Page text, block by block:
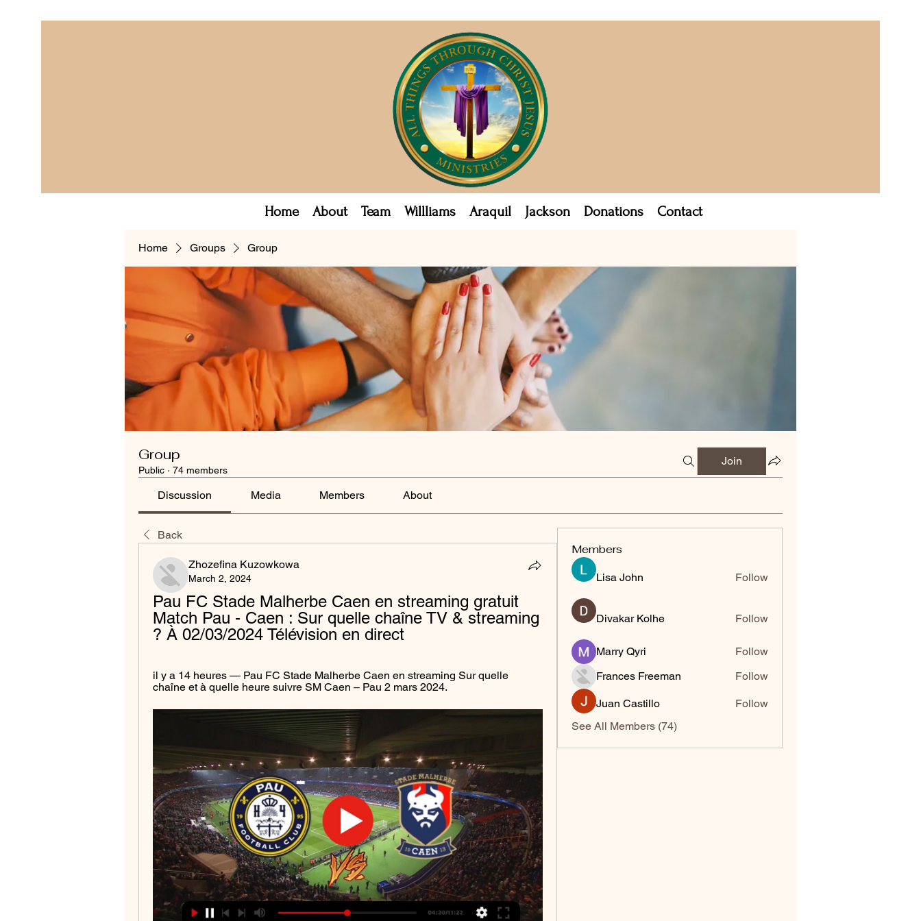
Home About Team Willliams Araquil Jackson Donations Contact
Home Groups Group
Group
Public · 74 members
Join
Discussion Media Members About
Back
Zhozefina Kuzowkowa
March 2, 2024
Pau FC Stade Malherbe Caen en streaming gratuit
Match Pau - Caen : Sur quelle chaîne TV & streaming
? À 02/03/2024 Télévision en direct
il y a 14 heures — Pau FC Stade Malherbe Caen en streaming Sur quelle
chaîne et à quelle heure suivre SM Caen – Pau 2 mars 2024.
Members
Lisa John Follow
Divakar Kolhe Follow
Marry Qyri
Follow
Frances Freeman
Follow
Juan Castillo
Follow
See All Members (74)